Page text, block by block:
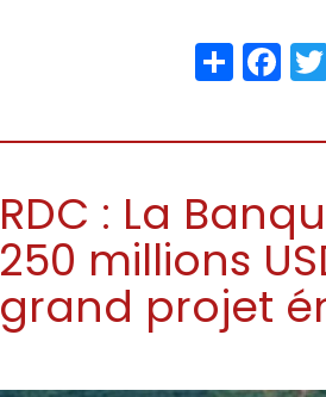
RDC : La
250 millions
grand projet